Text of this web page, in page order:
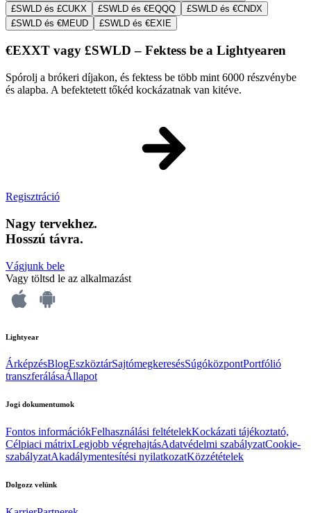
£SWLD és £CUKX
£SWLD és €EQQQ
£SWLD és €CNDX
£SWLD és €MEUD
£SWLD és €EXIE
€EXXT vagy £SWLD – Fektess be a Lightyearen
Spórolj a brókeri díjakon, és fektess be több mint 6000 részvénybe
és alapba. A befektetett tőkéd kockázatnak van kitéve.
Regisztráció
Nagy tervekhez.
Hosszú távra.
Vágjunk bele
Vagy töltsd le az alkalmazást
Lightyear
ÁrképzésBlogEszköztárSajtómegkeresésSúgóközpontPortfólió
transzferálásaÁllapot
Jogi dokumentumok
Fontos információkFelhasználási feltételekKockázati tájékoztató,
Célpiaci mátrixLegjobb végrehajtásAdatvédelmi szabályzatCookie-
szabályzatAkadálymentesítési nyilatkozatKözzétételek
Dolgozz velünk